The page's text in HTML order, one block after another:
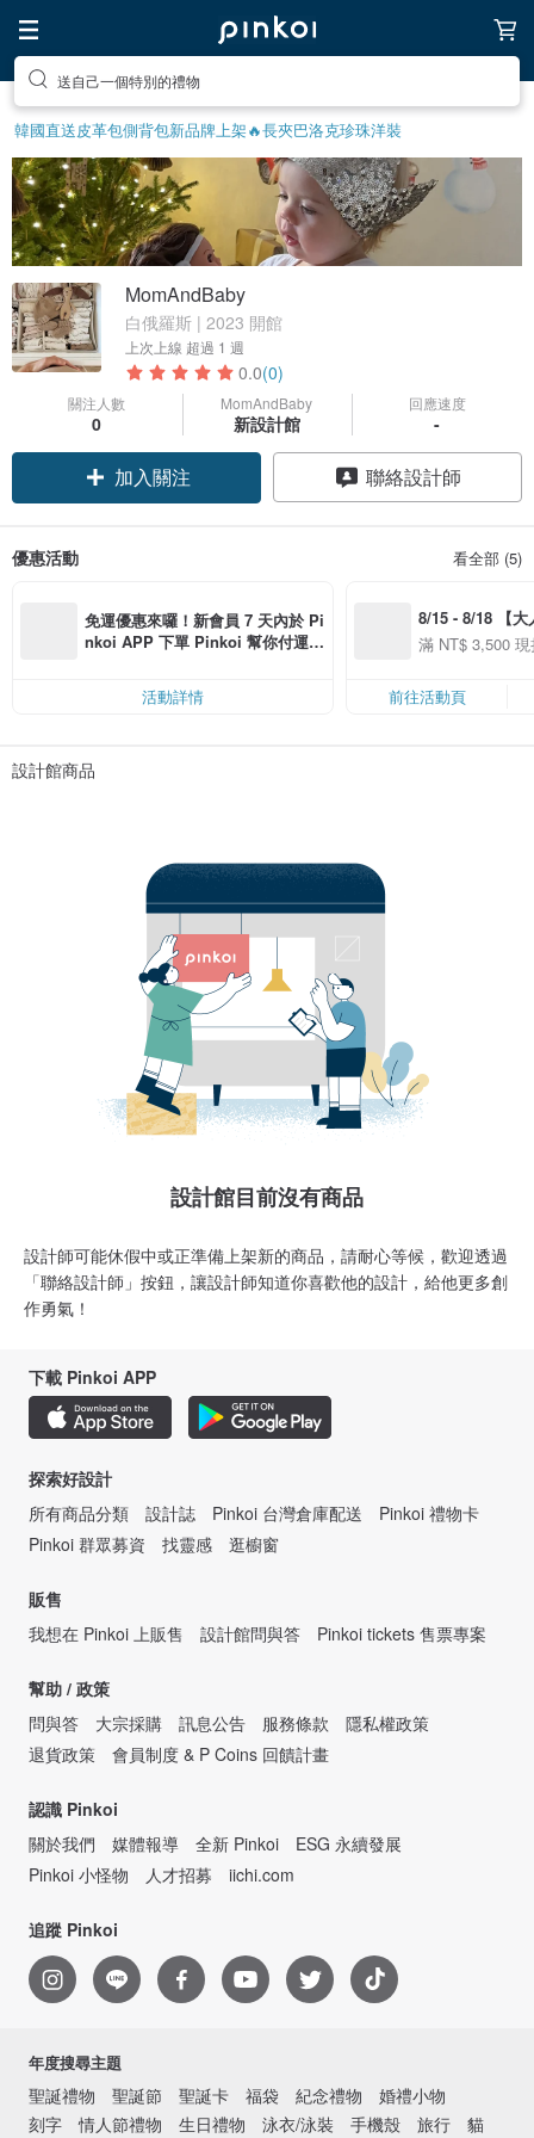
送自己一個特別的禮物
韓國直送皮革包側背包新品牌上架🔥長夾巴洛克珍珠洋裝
MomAndBaby
白俄羅斯 | 2023 開館
上次上線 超過 1 週
0.0(0)
關注人數
0
MomAndBaby
新設計館
回應速度
-
加入關注 聯絡設計師
優惠活動 看全部 (5)
免運優惠來囉！新會員 7 天內於 Pi
nkoi APP 下單 Pinkoi 幫你付運
活動詳情
8/15 - 8/18 【大
季】滿
50
滿 NT$ 3,500
前往活動頁
設計館商品
設計館目前沒有商品
設計師可能休假中或正準備上架新的商品，請耐心等候，歡迎透過
「聯絡設計師」按鈕，讓設計師知道你喜歡他的設計，給他更多創
作勇氣！
下載 Pinkoi APP
探索好設計
所有商品分類
設計誌 Pinkoi 台灣倉庫配送
Pinkoi 禮物卡
Pinkoi 群眾募資
找靈感 逛櫥窗
販售
我想在 Pinkoi 上販售
設計館問與答 Pinkoi tickets 售票專案
幫助 / 政策
問與答
大宗採購 訊息公告 服務條款
隱私權政策
退貨政策
會員制度 & P Coins 回饋計畫
認識 Pinkoi
關於我們
媒體報導 全新 Pinkoi
ESG 永續發展
Pinkoi 小怪物
人才招募 iichi.com
追蹤 Pinkoi
年度搜尋主題
聖誕禮物 聖誕節 聖誕卡 福袋 紀念禮物
婚禮小物
刻字
情人節禮物 生日禮物 泳衣/泳裝 手機殼 旅行 貓